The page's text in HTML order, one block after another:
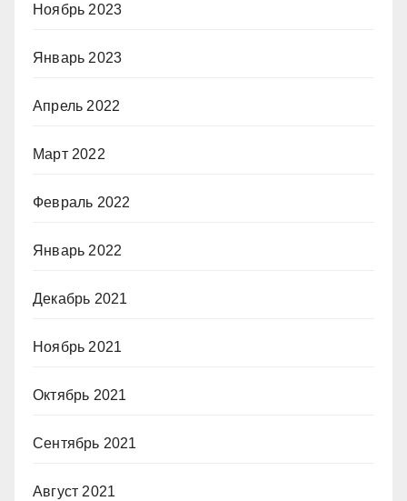
Ноябрь 2023
Январь 2023
Апрель 2022
Март 2022
Февраль 2022
Январь 2022
Декабрь 2021
Ноябрь 2021
Октябрь 2021
Сентябрь 2021
Август 2021